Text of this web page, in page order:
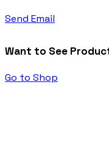
Send Email
Want to See
Go to Shop